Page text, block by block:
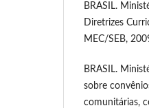
BRASIL.
Diretrizes
MEC/SEB,
BRASIL.
sobre
comunitárias,